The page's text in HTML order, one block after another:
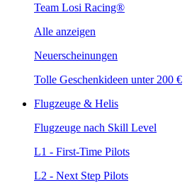
Team Losi Racing®
Alle anzeigen
Neuerscheinungen
Tolle Geschenkideen unter 200 €
Flugzeuge & Helis
Flugzeuge nach Skill Level
L1 - First-Time Pilots
L2 - Next Step Pilots